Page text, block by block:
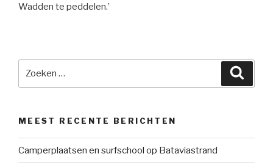
Wadden te peddelen.’
MEEST RECENTE BERICHTEN
Camperplaatsen en surfschool op Bataviastrand